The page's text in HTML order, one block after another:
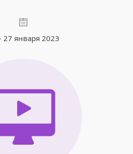
27 января 2023